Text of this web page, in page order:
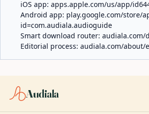
iOS app: apps.apple.com/us/app/
Android app: play.google.com/store/
id=com.audiala.audioguide
Smart download router: audiala.com/
Editorial process: audiala.com/about/
Audiala